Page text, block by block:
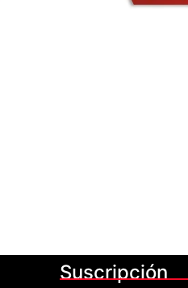
Suscripción